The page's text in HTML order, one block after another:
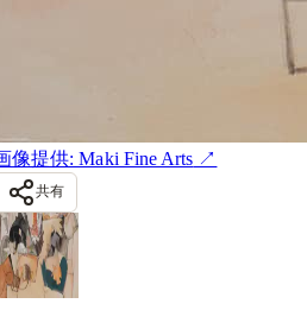
像提供: Maki Fine Arts ↗
共有